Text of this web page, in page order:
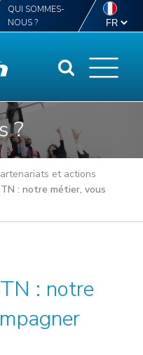
QUI SOMMES-
NOUS ?
?
et actions
: notre métier, vous
: notre